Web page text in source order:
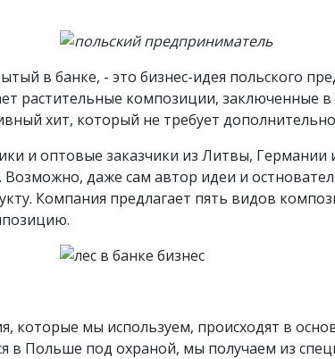
в банке, - это бизнес-идея польского
растительные композиции, заключенные в
хит, который не требует
и оптовые заказчики из Литвы, Германии
даже сам автор идеи и
Компания предлагает пять видов
которые мы используем, происходят в
в Польше под охраной, мы получаем из